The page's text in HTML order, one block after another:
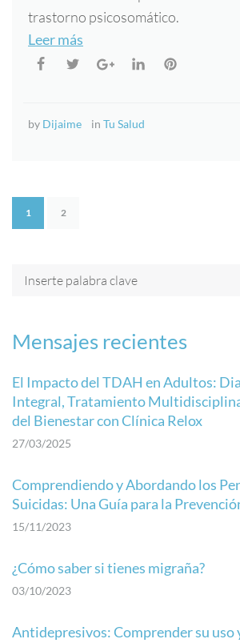
trastorno psicosomático.
Leer más
by Dijaime in Tu Salud
1 2
Mensajes recientes
El Impacto del TDAH en Adultos:
Integral, Tratamiento
del Bienestar con Clínica Relox
27/03/2025
Comprendiendo y Abordando los
Suicidas: Una Guía para la
15/11/2023
¿Cómo saber si tienes migraña?
03/10/2023
Antidepresivos: Comprender su